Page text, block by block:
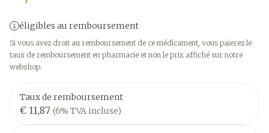
éligibles au remboursement
Si vous avez droit au remboursement de ce médicament, vous paierez le
taux de remboursement en pharmacie et non le prix affiché sur notre
webshop.
Taux de remboursement
€ 11,87 (6% TVA incluse)